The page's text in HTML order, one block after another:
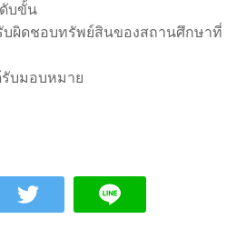
บขั้น
บผิดชอบทรัพย์สินของสถานศึกษาที่
บมอบหมาย